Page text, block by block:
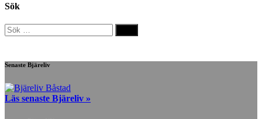
Sök
Sök
efter:
Senaste Bjäreliv
Läs senaste Bjäreliv »